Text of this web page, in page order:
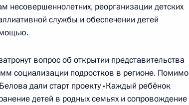
резервного фонда
несовершеннолетних, реорганизации детских
службы и обеспечении детей
вопрос об открытии представительства
социализации подростков в регионе. Помимо
дали старт проекту «Каждый ребёнок
детей в родных семьях и сопровождение